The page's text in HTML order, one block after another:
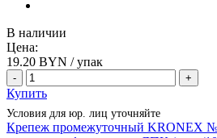
В наличии
Цена:
19.20 BYN / упак
- +
Купить
Условия для юр. лиц уточняйте
Крепеж промежуточный KRONEX №